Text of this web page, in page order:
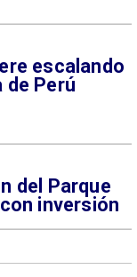
escalando
de Perú
del Parque
inversión